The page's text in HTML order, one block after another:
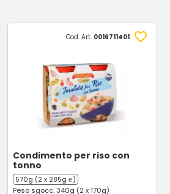
Cod. Art. 0016711401
Condimento per riso con
tonno
570g (2 x 285g ℮)
Peso sgocc. 340g (2 x 170g)